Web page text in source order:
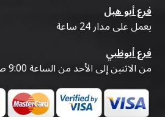
فرع أبو هيل
يعمل على مدار 24 ساعة
فرع أبوظبي
من الاثنين إلى الأحد من الساعة 9:00 صباحًا حتى 07:00 مساءً